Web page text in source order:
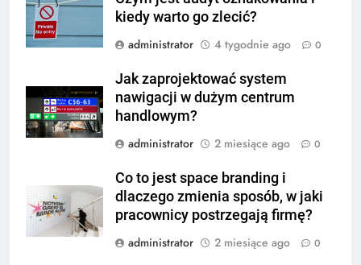
kiedy warto go zlecić?
administrator
4 tygodnie ago 0
Jak zaprojektować system
nawigacji w dużym centrum
handlowym?
administrator
2 miesiące ago 0
Co to jest space branding i
dlaczego zmienia sposób, w jaki
pracownicy postrzegają firmę?
administrator
2 miesiące ago 0